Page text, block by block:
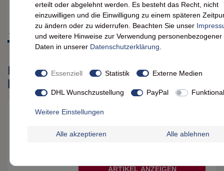
Produkte, die dir auch gefallen
könnten
1848 Poudre Poulain Gourmand & Onctueux –
450g Kakao Pulver für vollen Genuss
ARTIKEL ANZEIGEN
erteilt oder abgelehnt werden. Es besteht das Recht, nicht
einzuwilligen und die Einwilligung zu einem späteren
zu ändern oder zu widerrufen. Beachten Sie unser
und weitere Hinweise zur Verwendung personenbezogener
Daten in unserer Daten­schutz­erklärung
Essenziell Statistik Externe Medien
DHL Wunschzustellung PayPal Funktional
Weitere Einstellungen
Alle akzeptieren Alle ablehnen